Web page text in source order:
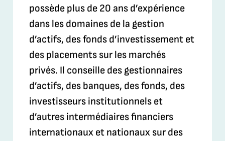
possède plus de 20 ans d’expérience
dans les domaines de la gestion
d’actifs, des fonds d’investissement et
des placements sur les marchés
privés. Il conseille des gestionnaires
d’actifs, des banques, des fonds, des
investisseurs institutionnels et
d’autres intermédiaires financiers
internationaux et nationaux sur des